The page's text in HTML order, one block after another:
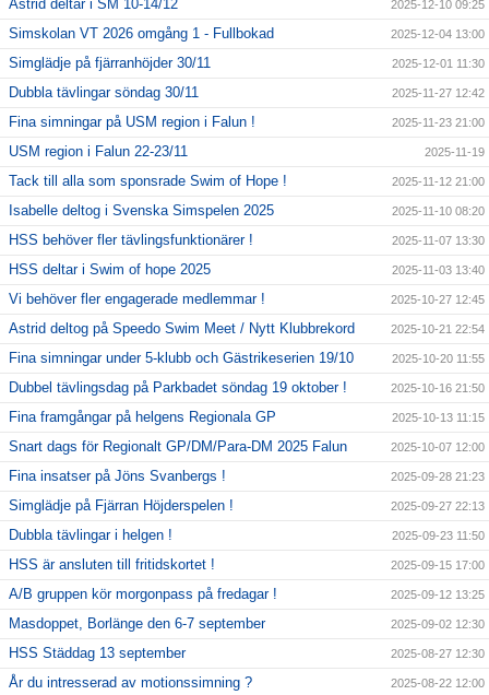
Astrid deltar i SM 10-14/12 2025-12-10 09:25
Simskolan VT 2026 omgång 1 - Fullbokad 2025-12-04 13:00
Simglädje på fjärranhöjder 30/11 2025-12-01 11:30
Dubbla tävlingar söndag 30/11 2025-11-27 12:42
Fina simningar på USM region i Falun ! 2025-11-23 21:00
USM region i Falun 22-23/11 2025-11-19
Tack till alla som sponsrade Swim of Hope ! 2025-11-12 21:00
Isabelle deltog i Svenska Simspelen 2025 2025-11-10 08:20
HSS behöver fler tävlingsfunktionärer ! 2025-11-07 13:30
HSS deltar i Swim of hope 2025 2025-11-03 13:40
Vi behöver fler engagerade medlemmar ! 2025-10-27 12:45
Astrid deltog på Speedo Swim Meet / Nytt Klubbrekord 2025-10-21 22:54
Fina simningar under 5-klubb och Gästrikeserien 19/10 2025-10-20 11:55
Dubbel tävlingsdag på Parkbadet söndag 19 oktober ! 2025-10-16 21:50
Fina framgångar på helgens Regionala GP 2025-10-13 11:15
Snart dags för Regionalt GP/DM/Para-DM 2025 Falun 2025-10-07 12:00
Fina insatser på Jöns Svanbergs ! 2025-09-28 21:23
Simglädje på Fjärran Höjderspelen ! 2025-09-27 22:13
Dubbla tävlingar i helgen ! 2025-09-23 11:50
HSS är ansluten till fritidskortet ! 2025-09-15 17:00
A/B gruppen kör morgonpass på fredagar ! 2025-09-12 13:25
Masdoppet, Borlänge den 6-7 september 2025-09-02 12:30
HSS Städdag 13 september 2025-08-27 12:30
År du intresserad av motionssimning ? 2025-08-22 12:00